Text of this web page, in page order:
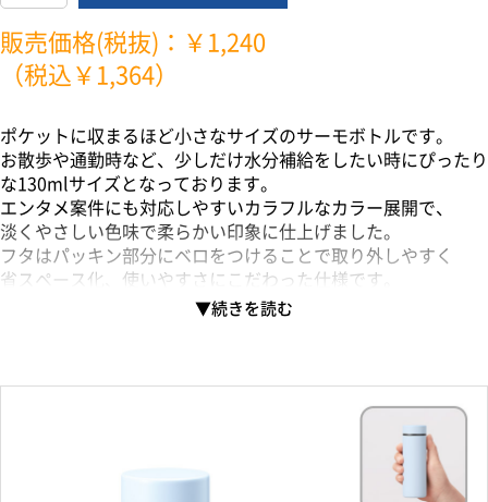
販売価格(税抜)：￥1,240
（税込￥1,364）
ポケットに収まるほど小さなサイズのサーモボトルです。
お散歩や通勤時など、少しだけ水分補給をしたい時にぴったり
な130mlサイズとなっております。
エンタメ案件にも対応しやすいカラフルなカラー展開で、
淡くやさしい色味で柔らかい印象に仕上げました。
フタはパッキン部分にベロをつけることで取り外しやすく
省スペース化、使いやすさにこだわった仕様です。
また真空層内に銅メッキ加工を行ったことで、優れた保温・保
高い再現度でハイクオリティな印刷ができ、オリジナリティの